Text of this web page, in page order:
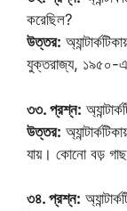
করেছিল?
উত্তর:
যুক্তরাজ্য, ১৯৫০-
৩৩. প্রশ্ন:
উত্তর:
যায়। কোনো বড় গাছ
৩৪. প্রশ্ন: